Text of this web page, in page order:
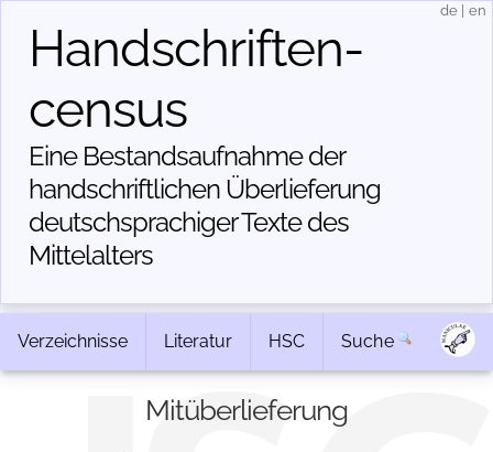
Handschriften­
census
Eine Bestandsaufnahme der
handschriftlichen Über­lieferung
deutschsprachiger Texte des
Mittelalters
de en
Verzeichnisse Literatur HSC Suche
Mitüberlieferung